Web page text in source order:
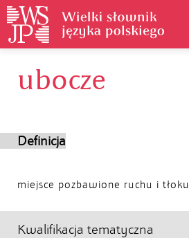
ubocze
Definicja
miejsce pozbawione ruchu i tłoku
Kwalifikacja tematyczna